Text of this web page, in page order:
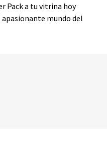
Pack a tu vitrina hoy
mundo del